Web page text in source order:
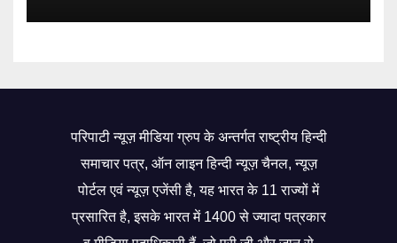
परिपाटी न्यूज़ मीडिया ग्रुप के अन्तर्गत राष्ट्रीय हिन्दी
समाचार पत्र, ऑन लाइन हिन्दी न्यूज़ चैनल, न्यूज़
पोर्टल एवं न्यूज़ एजेंसी है, यह भारत के 11 राज्यों में
प्रसारित है, इसके भारत में 1400 से ज्यादा पत्रकार